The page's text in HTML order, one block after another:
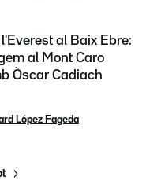
l'Everest al Baix Ebre:
al Mont Caro
Òscar Cadiach
López Fageda